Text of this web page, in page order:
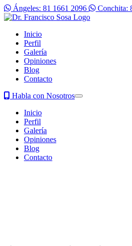
Ángeles: 81 1661 2096 Conchita:
Inicio
Perfil
Galería
Opiniones
Blog
Contacto
Habla con Nosotros
Inicio
Perfil
Galería
Opiniones
Blog
Contacto